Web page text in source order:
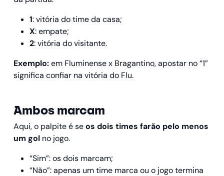
1: vitória do time da casa;
X: empate;
2: vitória do visitante.
Exemplo:em Fluminense x Bragantino, apostar no “1”
significa confiar na vitória do Flu.
Ambos marcam
Aqui, o palpite é seos dois times farão pelo menos
um gol no jogo.
“Sim”: os dois marcam;
“Não”: apenas um time marca ou o jogo termina